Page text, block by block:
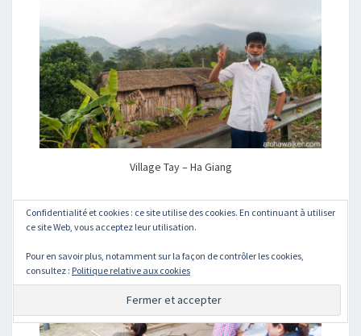
Village Tay – Ha Giang
Confidentialité et cookies : ce site utilise des cookies. En continuant à utiliser
ce site Web, vous acceptez leur utilisation.
Pour en savoir plus, notamment sur la façon de contrôler les cookies,
consultez : Politique relative aux cookies